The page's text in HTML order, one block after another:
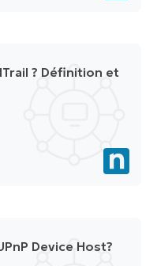
? Définition et
Device Host?